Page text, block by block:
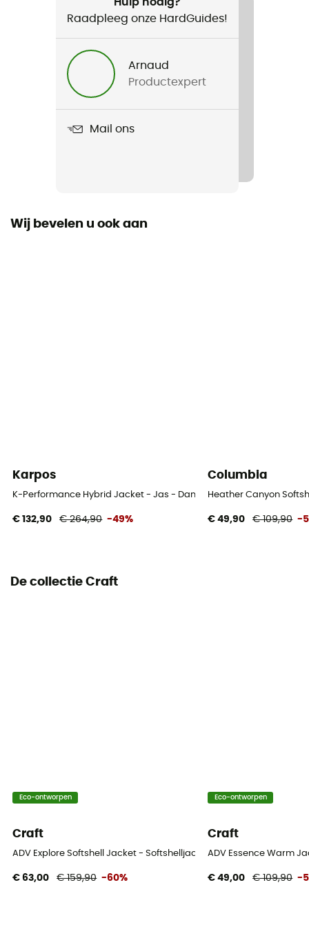
Dagelijks Leven / Langlaufski
Ja
[main] 92% polyester - 8% elastane
Raadpleeg onze HardGuides!
Arnaud
Productexpert
Mail ons
Wij bevelen u ook aan
Karpos
K-Performance Hybrid Jacket - Jas - Dames
€ 132,90 € 264,90 -49%
Columbia
Heather Canyon
€ 49,90 € 109,90 -
De collectie Craft
Eco-ontworpen
Craft
ADV Explore Softshell Jacket - Softshelljack - Dames
€ 63,00 € 159,90 -60%
Eco-ontworpen
Craft
ADV Essence Warm
€ 49,00 € 109,90 -